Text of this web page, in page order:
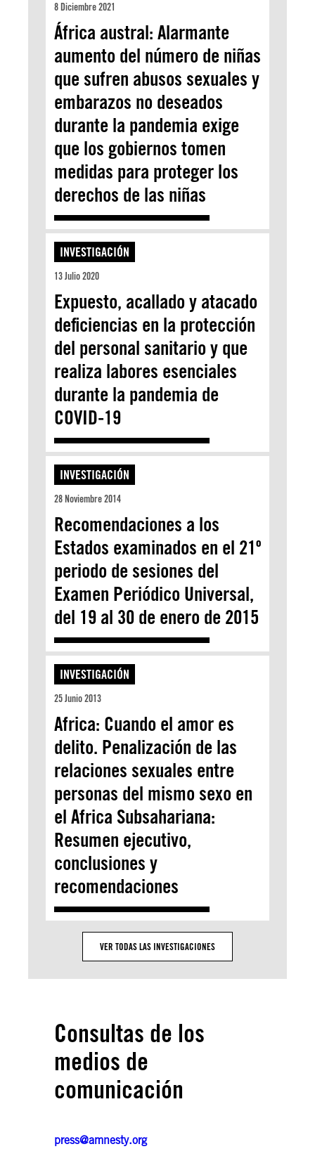
8 Diciembre 2021
África austral: Alarmante
aumento del número de niñas
que sufren abusos sexuales y
embarazos no deseados
durante la pandemia exige
que los gobiernos tomen
medidas para proteger los
derechos de las niñas
INVESTIGACIÓN
13 Julio 2020
Expuesto, acallado y atacado
deficiencias en la protección
del personal sanitario y que
realiza labores esenciales
durante la pandemia de
COVID-19
INVESTIGACIÓN
28 Noviembre 2014
Recomendaciones a los
Estados examinados en el 21º
periodo de sesiones del
Examen Periódico Universal,
del 19 al 30 de enero de 2015
INVESTIGACIÓN
25 Junio 2013
Africa: Cuando el amor es
delito. Penalización de las
relaciones sexuales entre
personas del mismo sexo en
el Africa Subsahariana:
Resumen ejecutivo,
conclusiones y
recomendaciones
VER TODAS LAS INVESTIGACIONES
Consultas de los
medios de
comunicación
press@amnesty.org